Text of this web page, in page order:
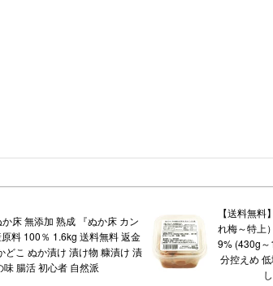
床 無添加 熟成 『ぬか床 カン
料 100％ 1.6kg 送料無料 返金
どこ ぬか漬け 漬け物 糠漬け 漬
腸活 初心者 自然派
【送料無
れ梅～特上
9% (430g～
分控えめ